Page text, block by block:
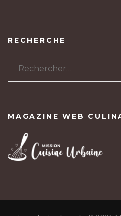
RECHERCHE
Rechercher :
MAGAZINE WEB